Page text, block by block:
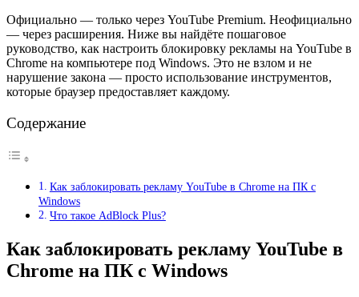
Официально — только через YouTube Premium. Неофициально
— через расширения. Ниже вы найдёте пошаговое
руководство, как настроить блокировку рекламы на YouTube в
Chrome на компьютере под Windows. Это не взлом и не
нарушение закона — просто использование инструментов,
которые браузер предоставляет каждому.
Содержание
Как заблокировать рекламу YouTube в Chrome на ПК с
Windows
Что такое AdBlock Plus?
Как заблокировать рекламу YouTube в
Chrome на ПК с Windows